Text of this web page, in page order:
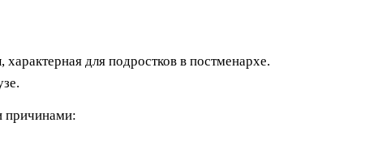
для подростков в постменархе.
причинами: